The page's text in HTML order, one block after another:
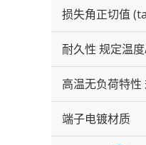
损失角正切值
耐久性 规定温
高温无负荷特
端子电镀材质